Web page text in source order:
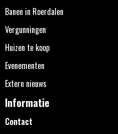
Banen in Roerdalen
Vergunningen
Huizen te koop
Evenementen
Extern nieuws
Informatie
Contact